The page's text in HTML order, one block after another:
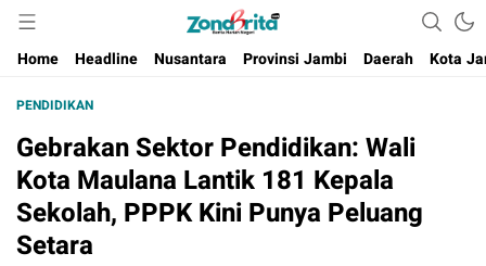
Berita Harian Negeri
Home
Headline Nusantara Provinsi Jambi Daerah Kota
PENDIDIKAN
Gebrakan Sektor Pendidikan: Wali
Kota Maulana Lantik 181 Kepala
Sekolah, PPPK Kini Punya Peluang
Setara